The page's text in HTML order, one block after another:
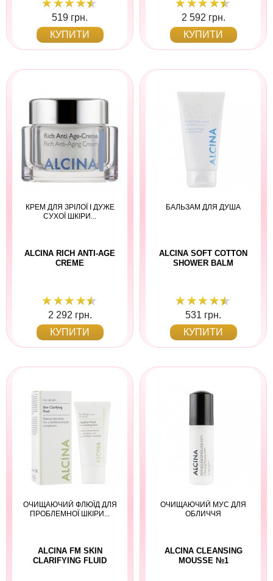
519 грн.
КУПИТИ
2 592 грн.
КУПИТИ
КРЕМ ДЛЯ ЗРІЛОЇ І ДУЖЕ
СУХОЇ ШКІРИ...
ALCINA RICH ANTI-AGE
CREME
2 292 грн.
КУПИТИ
БАЛЬЗАМ ДЛЯ ДУША
ALCINA SOFT COTTON
SHOWER BALM
531 грн.
КУПИТИ
ОЧИЩАЮЧИЙ ФЛЮЇД ДЛЯ
ПРОБЛЕМНОЇ ШКІРИ...
ALCINA FM SKIN
CLARIFYING FLUID
ОЧИЩАЮЧИЙ МУС ДЛЯ
ОБЛИЧЧЯ
ALCINA CLEANSING
MOUSSE №1